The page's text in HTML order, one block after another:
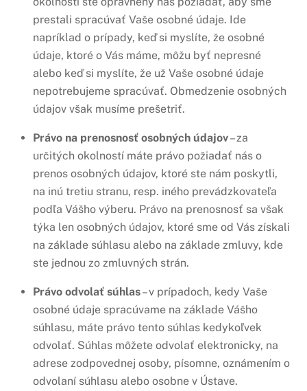
prestali spracúvať Vaše osobné údaje. Ide
napríklad o prípady, keď si myslíte, že osobné
údaje, ktoré o Vás máme, môžu byť nepresné
alebo keď si myslíte, že už Vaše osobné údaje
nepotrebujeme spracúvať. Obmedzenie osobných
údajov však musíme prešetriť.
Právo na prenosnosť osobných údajov– za
určitých okolností máte právo požiadať nás o
prenos osobných údajov, ktoré ste nám poskytli,
na inú tretiu stranu, resp. iného prevádzkovateľa
podľa Vášho výberu. Právo na prenosnosť sa však
týka len osobných údajov, ktoré sme od Vás získali
na základe súhlasu alebo na základe zmluvy, kde
ste jednou zo zmluvných strán.
Právo odvolať súhlas– v prípadoch, kedy Vaše
osobné údaje spracúvame na základe Vášho
súhlasu, máte právo tento súhlas kedykoľvek
odvolať. Súhlas môžete odvolať elektronicky, na
adrese zodpovednej osoby, písomne, oznámením o
odvolaní súhlasu alebo osobne v Ústave.